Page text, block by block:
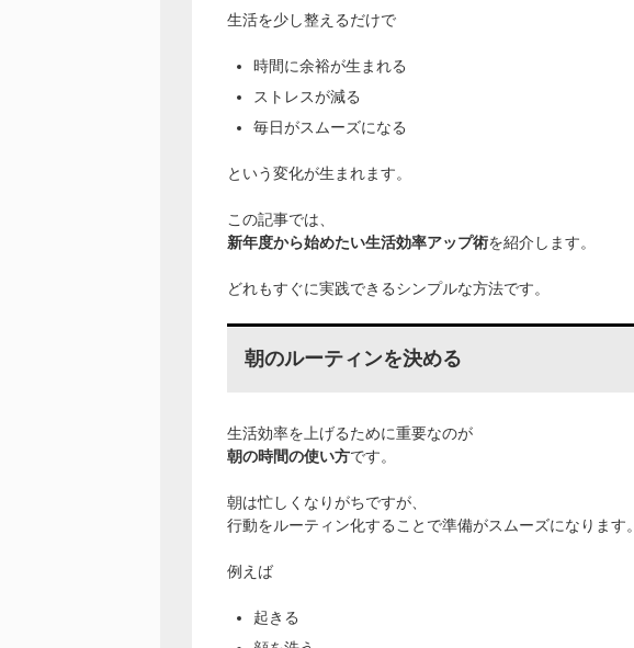
生活を少し整えるだけで
時間に余裕が生まれる
ストレスが減る
毎日がスムーズになる
という変化が生まれます。
この記事では、
新年度から始めたい生活効率アップ術を紹介します。
どれもすぐに実践できるシンプルな方法です。
朝のルーティンを決める
生活効率を上げるために重要なのが
朝の時間の使い方です。
朝は忙しくなりがちですが、
行動をルーティン化することで準備がスムーズになります。
例えば
起きる